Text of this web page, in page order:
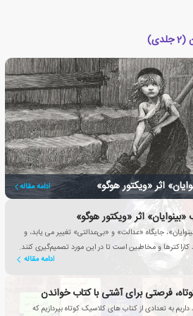
اثر «ویکتور هوگو» ادامه مقاله
اثر «ویکتور هوگو»
جایگاه «عدالت» و «بی‌عدالتی» تغییر می یابد، و
و مخاطبین است تا در این مورد تصمیم‌گیری کنند.
ادامه مقاله
فرصتی برای آشتی با کتاب خواندن
به تعدادی از کتاب های کلاسیک کوتاه بپردازیم که